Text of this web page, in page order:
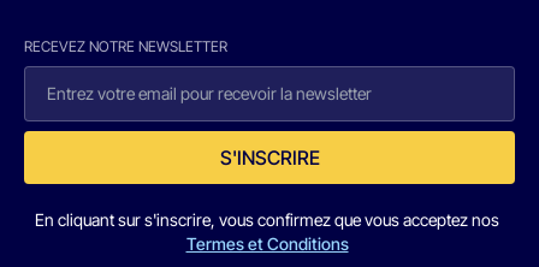
RECEVEZ NOTRE NEWSLETTER
S'INSCRIRE
En cliquant sur s'inscrire, vous confirmez que vous acceptez nos
Termes et Conditions